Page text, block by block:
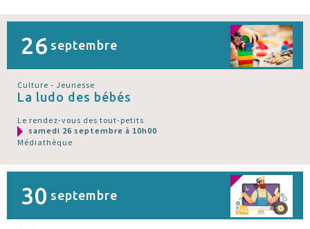
26 septembre
Culture - Jeunesse
La ludo des bébés
Le rendez-vous des tout-petits
samedi 26 septembre à 10h00
Médiathèque
30 septembre